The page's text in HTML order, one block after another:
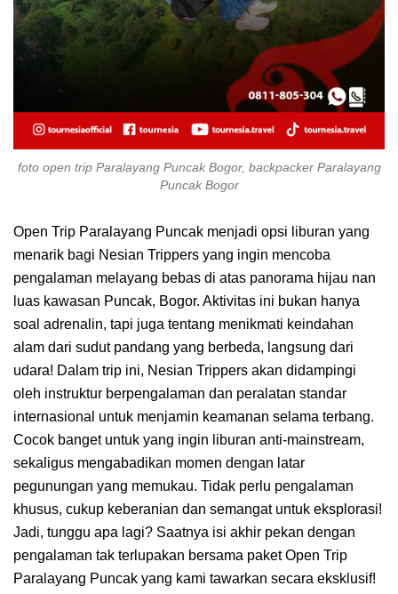
foto open trip Paralayang Puncak Bogor, backpacker Paralayang
Puncak Bogor
Open Trip Paralayang Puncak menjadi opsi liburan yang
menarik bagi Nesian Trippers yang ingin mencoba
pengalaman melayang bebas di atas panorama hijau nan
luas kawasan Puncak, Bogor. Aktivitas ini bukan hanya
soal adrenalin, tapi juga tentang menikmati keindahan
alam dari sudut pandang yang berbeda, langsung dari
udara! Dalam trip ini, Nesian Trippers akan didampingi
oleh instruktur berpengalaman dan peralatan standar
internasional untuk menjamin keamanan selama terbang.
Cocok banget untuk yang ingin liburan anti-mainstream,
sekaligus mengabadikan momen dengan latar
pegunungan yang memukau. Tidak perlu pengalaman
khusus, cukup keberanian dan semangat untuk eksplorasi!
Jadi, tunggu apa lagi? Saatnya isi akhir pekan dengan
pengalaman tak terlupakan bersama paket Open Trip
Paralayang Puncak yang kami tawarkan secara eksklusif!